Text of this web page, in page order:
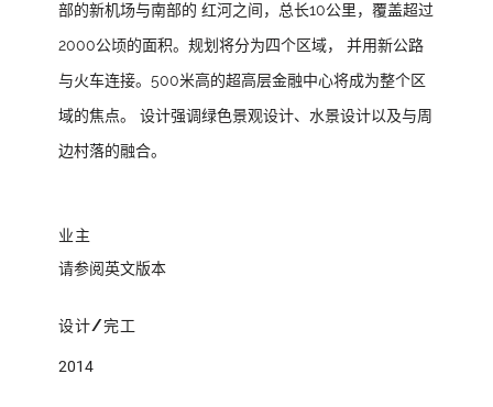
部的新机场与南部的 红河之间，总长10公里，覆盖超过
2000公顷的面积。规划将分为四个区域， 并用新公路
与火车连接。500米高的超高层金融中心将成为整个区
域的焦点。 设计强调绿色景观设计、水景设计以及与周
边村落的融合。
业主
请参阅英文版本
设计/完工
2014